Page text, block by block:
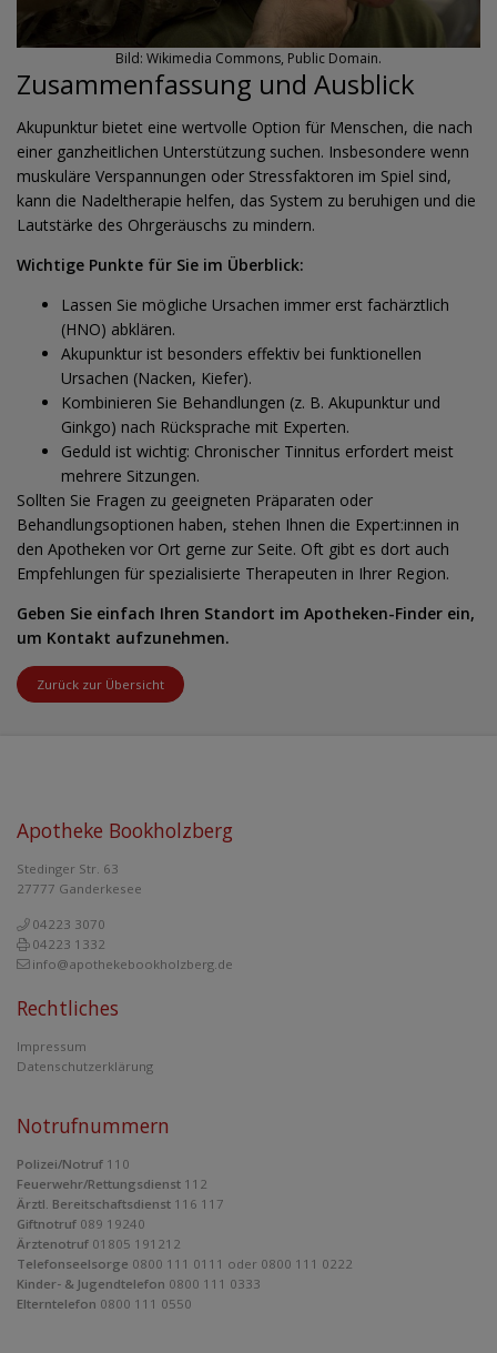
Zurück zur Übersicht
Bild: Wikimedia Commons, Public Domain.
Zusammenfassung und Ausblick
Akupunktur bietet eine wertvolle Option für Menschen, die nach
einer ganzheitlichen Unterstützung suchen. Insbesondere wenn
muskuläre Verspannungen oder Stressfaktoren im Spiel sind,
kann die Nadeltherapie helfen, das System zu beruhigen und die
Lautstärke des Ohrgeräuschs zu mindern.
Wichtige Punkte für Sie im Überblick:
Lassen Sie mögliche Ursachen immer erst fachärztlich
(HNO) abklären.
Akupunktur ist besonders effektiv bei funktionellen
Ursachen (Nacken, Kiefer).
Kombinieren Sie Behandlungen (z. B. Akupunktur und
Ginkgo) nach Rücksprache mit Experten.
Geduld ist wichtig: Chronischer Tinnitus erfordert meist
mehrere Sitzungen.
Sollten Sie Fragen zu geeigneten Präparaten oder
Behandlungsoptionen haben, stehen Ihnen die Expert:innen in
den Apotheken vor Ort gerne zur Seite. Oft gibt es dort auch
Empfehlungen für spezialisierte Therapeuten in Ihrer Region.
Geben Sie einfach Ihren Standort im Apotheken-Finder ein,
um Kontakt aufzunehmen.
Apotheke Bookholzberg
Stedinger Str. 63
27777 Ganderkesee
04223 3070
04223 1332
info@apothekebookholzberg.de
Rechtliches
Impressum
Datenschutzerklärung
Notrufnummern
Polizei/Notruf 110
Feuerwehr/Rettungsdienst 112
Ärztl. Bereitschaftsdienst 116 117
Giftnotruf 089 19240
Ärztenotruf 01805 191212
Telefonseelsorge 0800 111 0111 oder 0800 111 0222
Kinder- & Jugendtelefon 0800 111 0333
Elterntelefon 0800 111 0550